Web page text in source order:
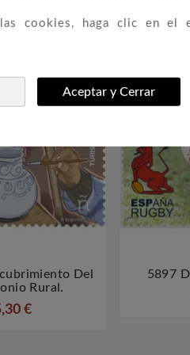
cookies, haga clic en el
Aceptar y Cerrar

Del
Rural.
€
NUEVO
5897